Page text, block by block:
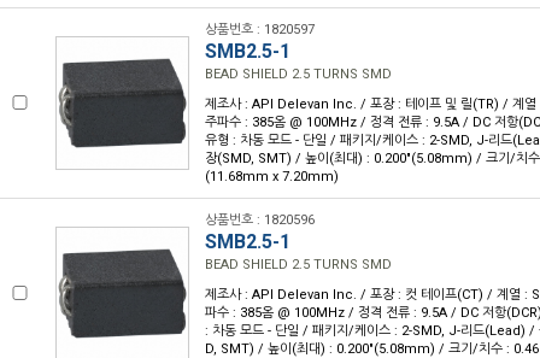
상품번호 : 1820597
SMB2.5-1
BEAD SHIELD 2.5 TURNS SMD
제조사 : API Delevan Inc. / 포장 : 테이프 및 릴(TR) / 계
주파수 : 385옴 @ 100MHz / 정격 전류 : 9.5A / DC 저항
유형 : 차동 모드 - 단일 / 패키지/케이스 : 2-SMD, J-리드
장(SMD, SMT) / 높이(최대) : 0.200"(5.08mm) / 크기/치
(11.68mm x 7.20mm)
상품번호 : 1820596
SMB2.5-1
BEAD SHIELD 2.5 TURNS SMD
제조사 : API Delevan Inc. / 포장 : 컷 테이프(CT) / 계열 :
파수 : 385옴 @ 100MHz / 정격 전류 : 9.5A / DC 저항
: 차동 모드 - 단일 / 패키지/케이스 : 2-SMD, J-리드(Lead) /
D, SMT) / 높이(최대) : 0.200"(5.08mm) / 크기/치수 :